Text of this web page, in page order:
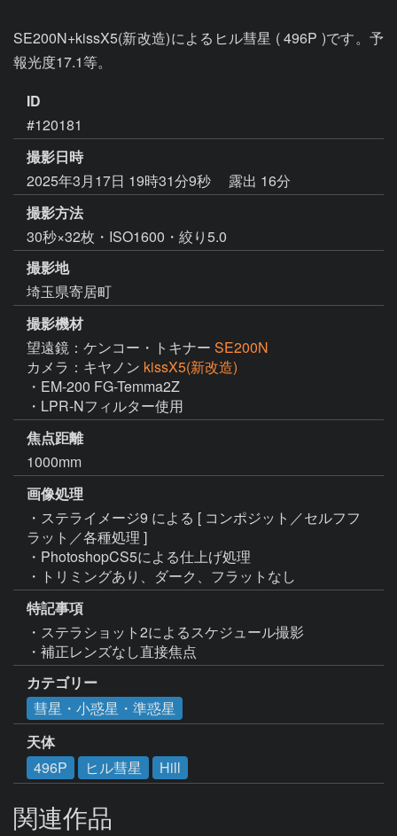
SE200N+kissX5(新改造)によるヒル彗星 ( 496P )です。予
報光度17.1等。
ID
#120181
撮影日時
2025年3月17日 19時31分9秒
露出 16分
撮影方法
30秒×32枚・ISO1600・絞り5.0
撮影地
埼玉県寄居町
撮影機材
望遠鏡：ケンコー・トキナー SE200N
カメラ：キヤノン kissX5(新改造)
・EM-200 FG-Temma2Z
・LPR-Nフィルター使用
焦点距離
1000mm
画像処理
・ステライメージ9 による [ コンポジット／セルフフ
ラット／各種処理 ]
・PhotoshopCS5による仕上げ処理
・トリミングあり、ダーク、フラットなし
特記事項
・ステラショット2によるスケジュール撮影
・補正レンズなし直接焦点
カテゴリー
彗星・小惑星・準惑星
天体
496P
ヒル彗星 Hill
関連作品